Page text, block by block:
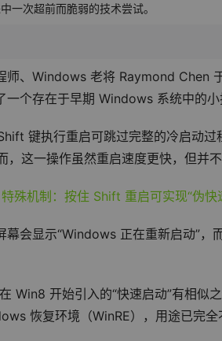
一次超前而脆弱的技术尝试。
师、Windows 老将 Raymond Chen
个存在于早期 Windows 系统中的小
键执行重启可跳过完整的冷启动过
，这一操作虽然重启速度更快，但并不
会显示“Windows 正在重新启动”，
Win8 开始引入的“快速启动”有相似
恢复环境（WinRE），用途已完全